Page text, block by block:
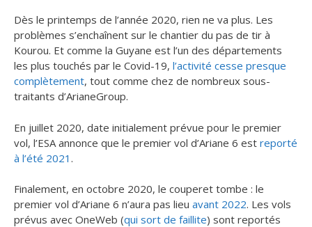
Dès le printemps de l’année 2020, rien ne va plus. Les
problèmes s’enchaînent sur le chantier du pas de tir à
Kourou. Et comme la Guyane est l’un des départements
les plus touchés par le Covid-19, l’activité cesse presque
complètement, tout comme chez de nombreux sous-
traitants d’ArianeGroup.
En juillet 2020, date initialement prévue pour le premier
vol, l’ESA annonce que le premier vol d’Ariane 6 est reporté
à l’été 2021 .
Finalement, en octobre 2020, le couperet tombe : le
premier vol d’Ariane 6 n’aura pas lieu avant 2022. Les vols
prévus avec OneWeb (qui sort de faillite) sont reportés